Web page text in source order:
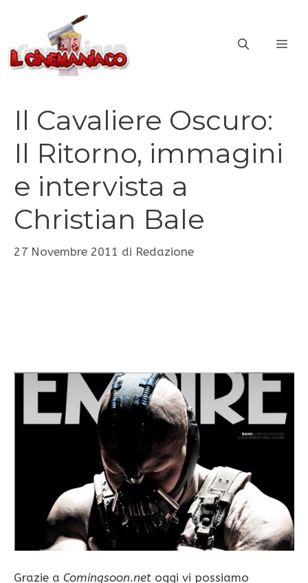
contenuto
Il Cavaliere Oscuro:
Il Ritorno, immagini
e intervista a
Christian Bale
27 Novembre 2011 di Redazione
Grazie a Comingsoon.net oggi vi possiamo